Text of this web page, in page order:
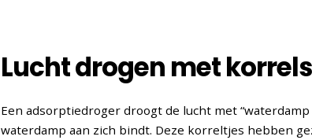
Lucht drogen met
Een adsorptiedroger droogt de lucht met
waterdamp aan zich bindt. Deze korreltjes hebben